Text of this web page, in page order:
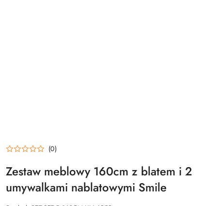
(0)
Zestaw meblowy 160cm z blatem i 2
umywalkami nablatowymi Smile